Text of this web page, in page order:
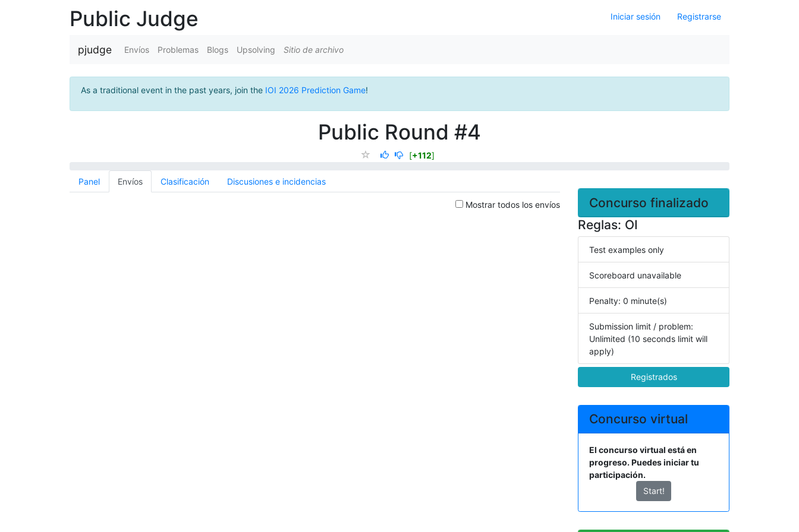
Iniciar sesión Registrarse
Public Judge
pjudge Envíos Problemas Blogs Upsolving Sitio de archivo
As a traditional event in the past years, join the IOI 2026 Prediction Game!
Public Round #4
[+112]
Panel Envíos Clasificación Discusiones e incidencias
Mostrar todos los envíos
Concurso finalizado
Reglas: OI
Test examples only
Scoreboard unavailable
Penalty: 0 minute(s)
Submission limit / problem:
Unlimited (10 seconds limit will
apply)
Registrados
Concurso virtual
El concurso virtual está en
progreso. Puedes iniciar tu
participación.
Start!